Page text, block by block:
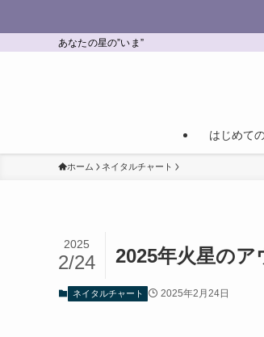
あなたの星の”いま”
はじめて
ホーム ネイタルチャート
2025年火星の
2025
2/24
ネイタルチャート 2025年2月24日